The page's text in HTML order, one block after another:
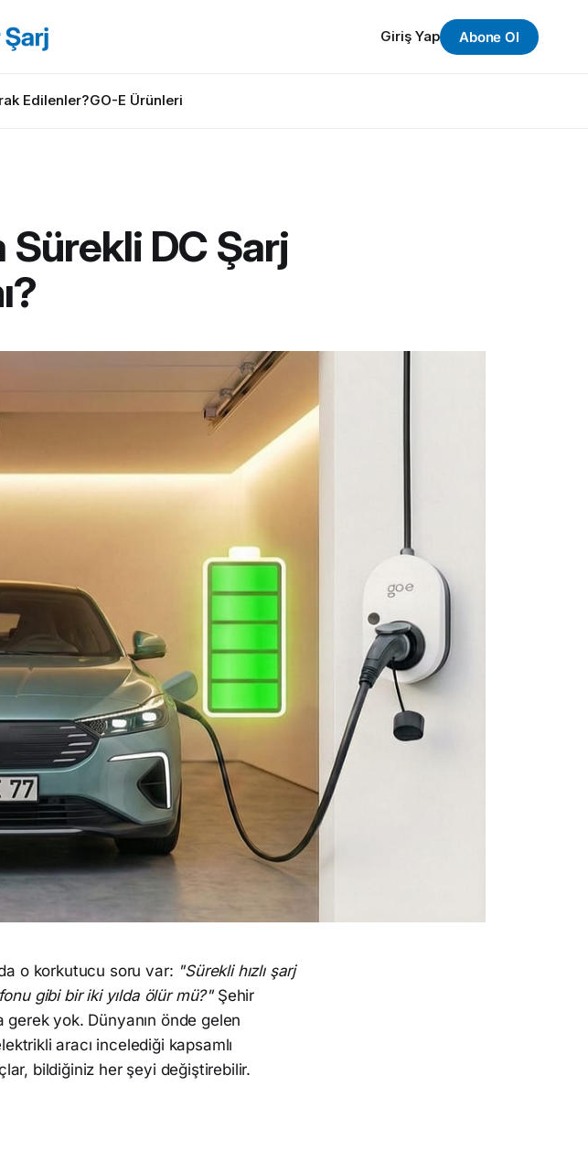
Edilenler?GO-E Ürünleri
Giriş Yap Abone Ol
Sürekli DC Şarj
o korkutucu soru var: "Sürekli hızlı şarj
gibi bir iki yılda ölür mü?"Şehir
yok. Dünyanın önde gelen
aracı incelediği kapsamlı
bildiğiniz her şeyi değiştirebilir.